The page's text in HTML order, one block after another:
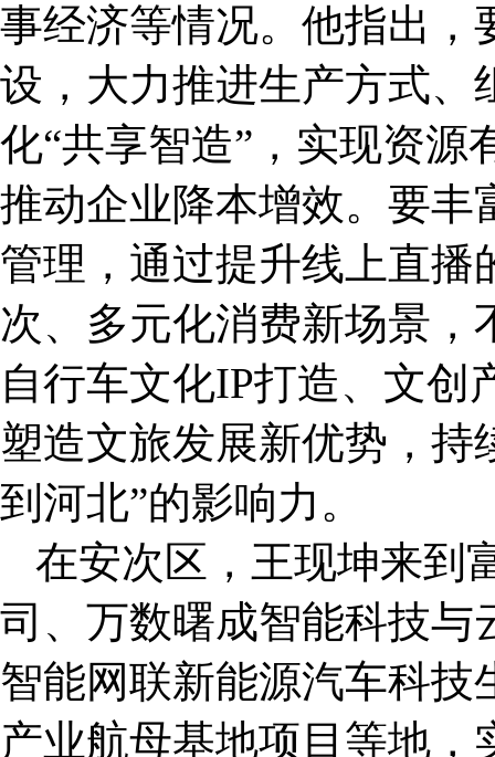
事经济等情况。他指出，
设，大力推进生产方式、
化“共享智造”，实现资源
推动企业降本增效。要丰
管理，通过提升线上直播
次、多元化消费新场景
自行车文化IP打造、文创
塑造文旅发展新优势，持
到河北”的影响力。
在安次区，王现坤来到
司、万数曙成智能科技与
智能网联新能源汽车科技
产业航母基地项目等地